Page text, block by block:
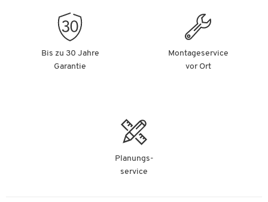
Bis zu 30 Jahre
Garantie
Montageservice
vor Ort
Planungs-
service